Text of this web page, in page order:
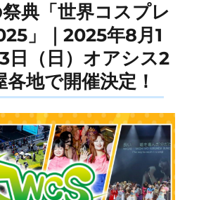
典「世界コスプレ
」｜2025年8月1
日（日）オアシス2
各地で開催決定！